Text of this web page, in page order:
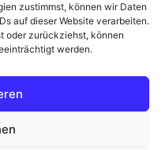
zustimmst, können wir Daten
auf dieser Website verarbeiten.
oder zurückziehst, können
werden.
Inhalt zu